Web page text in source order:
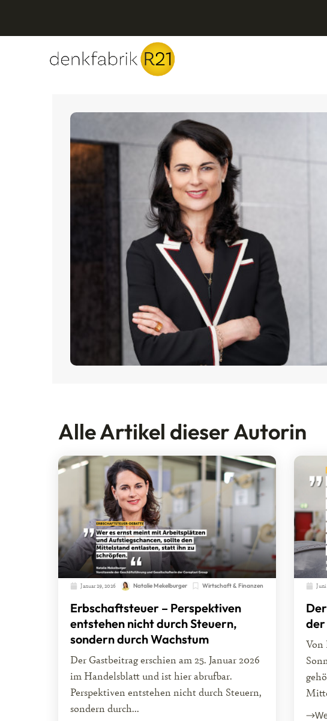
Alle Artikel dieser Autorin
Januar 29, 2026 Natalie Mekelburger Wirtschaft & Finanzen
Erbschaftsteuer – Perspektiven
entstehen nicht durch Steuern,
sondern durch Wachstum
Der Gastbeitrag erschien am 25. Januar 2026
im Handelsblatt und ist hier abrufbar.
Perspektiven entstehen nicht durch Steuern,
sondern durch...
Juni
Von